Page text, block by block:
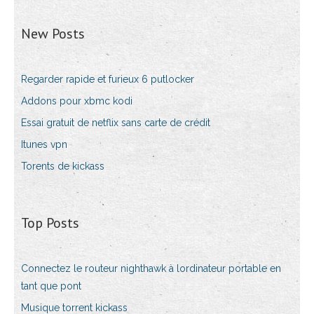
New Posts
Regarder rapide et furieux 6 putlocker
Addons pour xbmc kodi
Essai gratuit de netflix sans carte de crédit
Itunes vpn
Torents de kickass
Top Posts
Connectez le routeur nighthawk à lordinateur portable en
tant que pont
Musique torrent kickass